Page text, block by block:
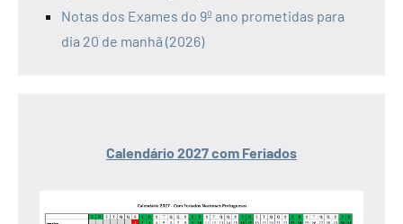
Notas dos Exames do 9º ano prometidas para
dia 20 de manhã (2026)
Calendário 2027 com Feriados